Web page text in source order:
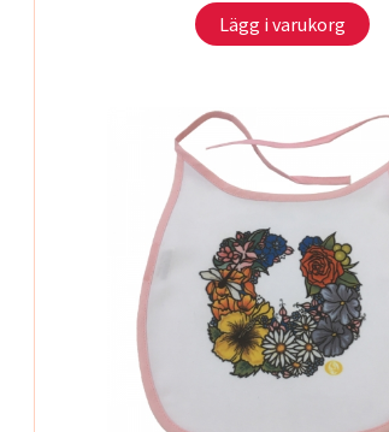
Lägg i varukorg